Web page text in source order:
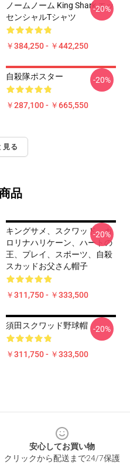
ノームノーム King Shark エッ
センシャルTシャツ
￥384,250 - ￥442,250
-20%
自殺隊ポスター
￥287,100 - ￥665,550
-20%
見る
品
キングサメ、スクワッド、カ
ロリナハリケーン、ハートの
王、プレイ、スポーツ、自殺
スカッドお父さん帽子
￥311,750 - ￥333,500
-20%
須田スクワッド野球帽
￥311,750 - ￥333,500
-20%
安心してお買い物
クリックから配送まで24/7保護